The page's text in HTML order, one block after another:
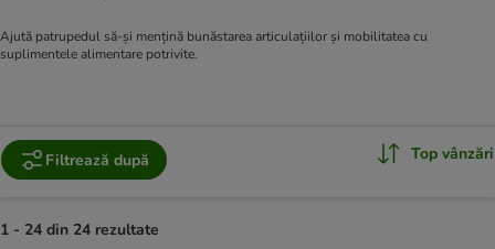
Ajută patrupedul să-și mențină bunăstarea articulațiilor și mobilitatea cu
suplimentele alimentare potrivite.
Filtrează după Top vânzări
1 - 24 din 24 rezultate